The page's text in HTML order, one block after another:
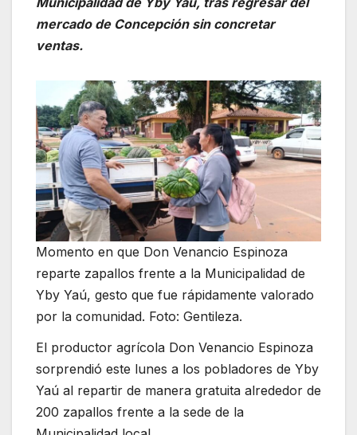
mercado de Concepción sin concretar
ventas.
Momento en que Don Venancio Espinoza
reparte zapallos frente a la Municipalidad de
Yby Yaú, gesto que fue rápidamente valorado
por la comunidad. Foto: Gentileza.
El productor agrícola Don Venancio Espinoza
sorprendió este lunes a los pobladores de Yby
Yaú al repartir de manera gratuita alrededor de
200 zapallos frente a la sede de la